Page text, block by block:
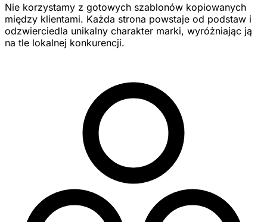
Nie korzystamy z gotowych szablonów kopiowanych
między klientami. Każda strona powstaje od podstaw i
odzwierciedla unikalny charakter marki, wyróżniając ją
na tle lokalnej konkurencji.